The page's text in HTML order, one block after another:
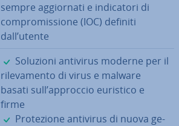
sempre ag­gior­na­ti e in­di­ca­to­ri di
com­pro­mis­sio­ne (IOC) definiti
dall’utente
✓
Soluzioni antivirus moderne per il
ri­le­va­men­to di virus e malware
basati sull’approccio euristico e
firme
✓
Pro­te­zio­ne antivirus di nuova ge­